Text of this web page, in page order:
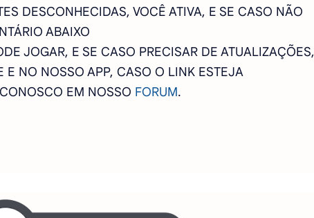
DESCONHECIDAS, VOCÊ ATIVA, E SE CASO NÃO
ABAIXO
JOGAR, E SE CASO PRECISAR DE ATUALIZAÇÕES,
E NO NOSSO APP, CASO O LINK ESTEJA
EM NOSSO FORUM.